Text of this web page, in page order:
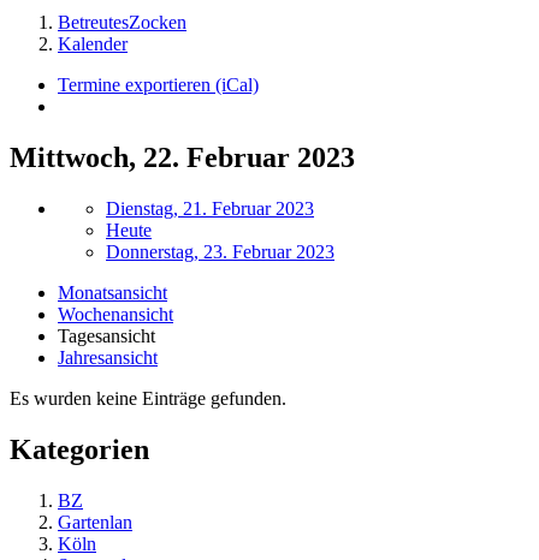
BetreutesZocken
Kalender
Termine exportieren (iCal)
Mittwoch, 22. Februar 2023
Dienstag, 21. Februar 2023
Heute
Donnerstag, 23. Februar 2023
Monatsansicht
Wochenansicht
Tagesansicht
Jahresansicht
Es wurden keine Einträge gefunden.
Kategorien
BZ
Gartenlan
Köln